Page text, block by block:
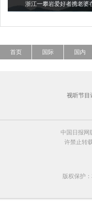
浙江一攀岩爱好者携老婆
首页 国际 国内
视听节目
中国日报网
许禁止转
版权保护